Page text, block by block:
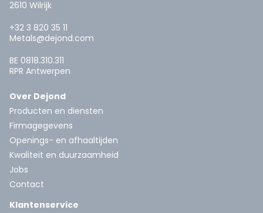
2610 Wilrijk
+32 3 820 35 11
Metals@dejond.com
BE 0818.310.311
RPR Antwerpen
Over Dejond
Producten en diensten
Firmagegevens
Openings- en afhaaltijden
Kwaliteit en duurzaamheid
Jobs
Contact
Klantenservice